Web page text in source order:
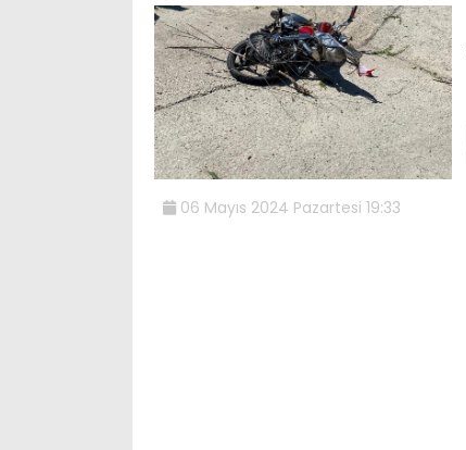
06 Mayıs 2024 Pazartesi 19:33